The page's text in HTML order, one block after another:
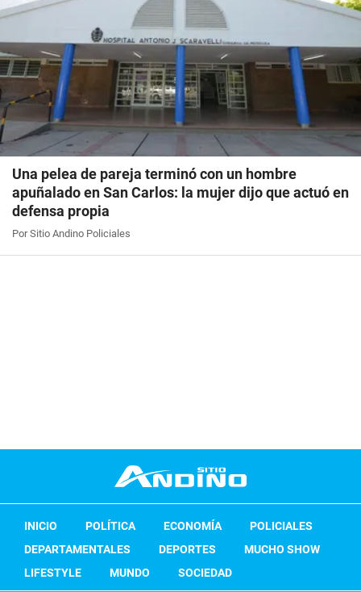
Una pelea de pareja terminó con un hombre
apuñalado en San Carlos: la mujer dijo que actuó en
defensa propia
Por Sitio Andino Policiales
INICIO POLÍTICA ECONOMÍA
POLICIALES
DEPARTAMENTALES
DEPORTES
MUCHO SHOW
LIFESTYLE
MUNDO SOCIEDAD